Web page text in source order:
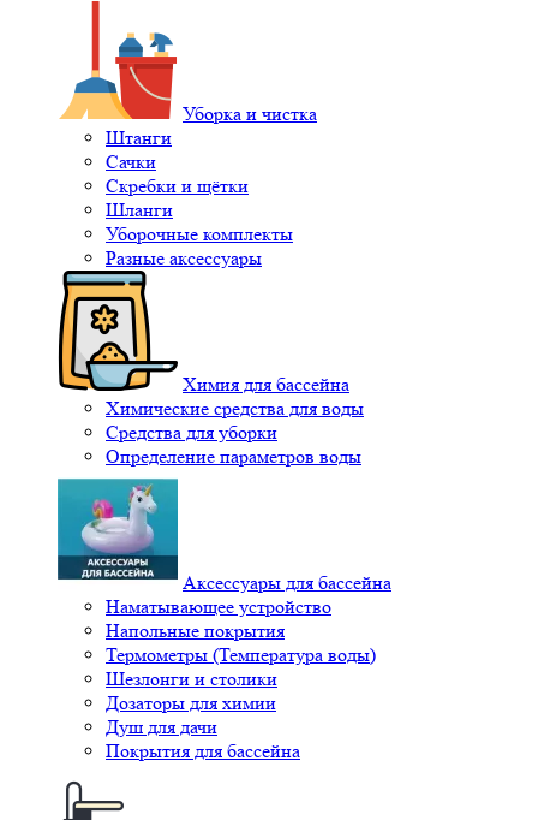
Уборка и чистка
Штанги
Сачки
Скребки и щётки
Шланги
Уборочные комплекты
Разные аксессуары
Химия для бассейна
Химические средства для воды
Средства для уборки
Определение параметров воды
Аксессуары для бассейна
Наматывающее устройство
Напольные покрытия
Термометры (Температура воды)
Шезлонги и столики
Дозаторы для химии
Душ для дачи
Покрытия для бассейна